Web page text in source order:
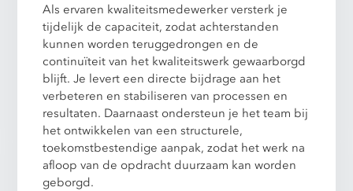
Als ervaren kwaliteitsmedewerker versterk je
tijdelijk de capaciteit, zodat achterstanden
kunnen worden teruggedrongen en de
continuïteit van het kwaliteitswerk gewaarborgd
blijft. Je levert een directe bijdrage aan het
verbeteren en stabiliseren van processen en
resultaten. Daarnaast ondersteun je het team bij
het ontwikkelen van een structurele,
toekomstbestendige aanpak, zodat het werk na
afloop van de opdracht duurzaam kan worden
geborgd.